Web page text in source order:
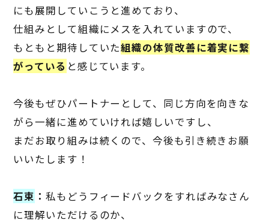
にも展開していこうと進めており、
仕組みとして組織にメスを入れていますので、
もともと期待していた組織の体質改善に着実に繋
がっている と感じています。
今後もぜひパートナーとして、同じ方向を向きな
がら一緒に進めていければ嬉しいですし、
まだお取り組みは続くので、今後も引き続きお願
いいたします！
石束 ：私もどうフィードバックをすればみなさん
に理解いただけるのか、